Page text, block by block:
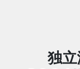
独